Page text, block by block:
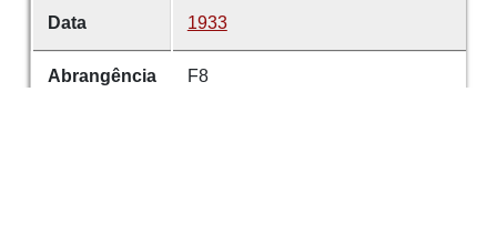
Data 1933
Abrangência
F8